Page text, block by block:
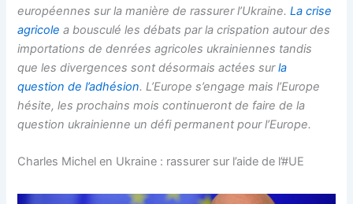
européennes sur la manière de rassurer l’Ukraine.La crise
agricolea bousculé les débats par la crispation autour des
importations de denrées agricoles ukrainiennes tandis
que les divergences sont désormais actées surla
question de l’adhésion. L’Europe s’engage mais l’Europe
hésite, les prochains mois continueront de faire de la
question ukrainienne un défi permanent pour l’Europe.
Charles Michel en Ukraine : rassurer sur l’aide de l’#UE